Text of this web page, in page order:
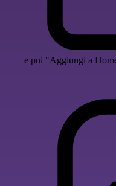
e poi "Aggiungi a